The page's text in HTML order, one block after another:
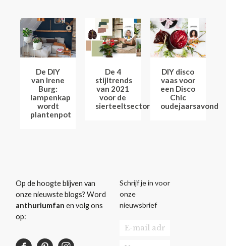
De DIY
van Irene
Burg:
lampenkap
wordt
plantenpot
De 4
stijltrends
van 2021
voor de
sierteeltsector
DIY disco
vaas voor
een Disco
Chic
oudejaarsavond
Op de hoogte blijven van
onze nieuwste blogs? Word
anthuriumfan en volg ons
op:
Schrijf je in voor
onze
nieuwsbrief